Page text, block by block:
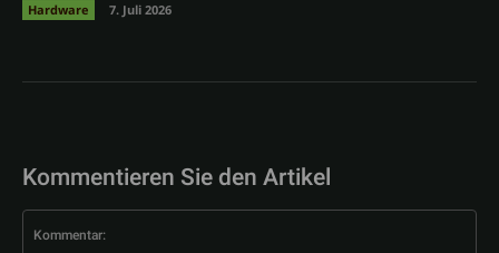
Hardware 7. Juli 2026
Kommentieren Sie den Artikel